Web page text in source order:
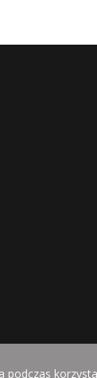
podczas